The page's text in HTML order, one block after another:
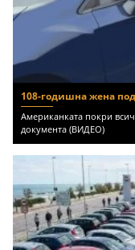
108-годишна жена
Американката покри
документа (ВИДЕО)